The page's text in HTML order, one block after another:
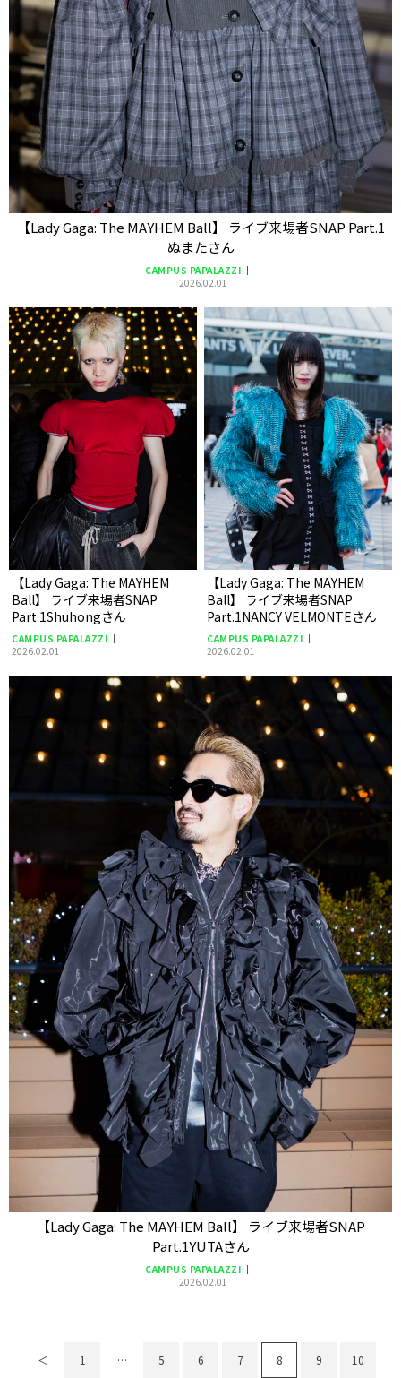
【Lady Gaga: The MAYHEM Ball】 ライブ来場者SNAP Part.1
ぬまたさん
CAMPUS PAPALAZZI
2026.02.01
【Lady Gaga: The MAYHEM
Ball】 ライブ来場者SNAP
Part.1Shuhongさん
CAMPUS PAPALAZZI
2026.02.01
【Lady Gaga: The MAYHEM
Ball】 ライブ来場者SNAP
Part.1NANCY VELMONTEさん
CAMPUS PAPALAZZI
2026.02.01
【Lady Gaga: The MAYHEM Ball】 ライブ来場者SNAP
Part.1YUTAさん
CAMPUS PAPALAZZI
2026.02.01
＜ 1 … 5 6 7 8 9 10